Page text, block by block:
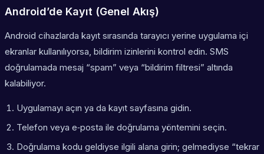
Android’de Kayıt (Genel Akış)
Android cihazlarda kayıt sırasında tarayıcı yerine uygulama içi
ekranlar kullanılıyorsa, bildirim izinlerini kontrol edin. SMS
doğrulamada mesaj “spam” veya “bildirim filtresi” altında
kalabiliyor.
Uygulamayı açın ya da kayıt sayfasına gidin.
Telefon veya e‑posta ile doğrulama yöntemini seçin.
Doğrulama kodu geldiyse ilgili alana girin; gelmediyse “tekrar